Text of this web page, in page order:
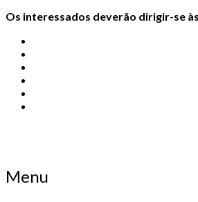
Os interessados deverão dirigir-se
Menu